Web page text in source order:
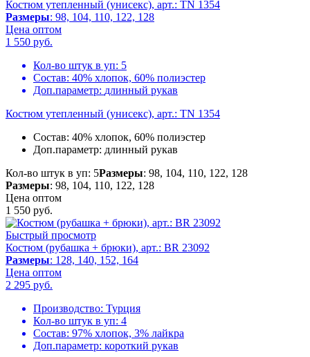
Костюм утепленный (унисекс), арт.: TN 1354
Размеры: 98, 104, 110, 122, 128
Цена оптом
1 550 руб.
Кол-во штук в уп: 5
Состав: 40% хлопок, 60% полиэстер
Доп.параметр: длинный рукав
Костюм утепленный (унисекс), арт.: TN 1354
Состав: 40% хлопок, 60% полиэстер
Доп.параметр: длинный рукав
Кол-во штук в уп: 5Размеры: 98, 104, 110, 122, 128
Размеры: 98, 104, 110, 122, 128
Цена оптом
1 550 руб.
Быстрый просмотр
Костюм (рубашка + брюки), арт.: BR 23092
Размеры: 128, 140, 152, 164
Цена оптом
2 295 руб.
Производство: Турция
Кол-во штук в уп: 4
Состав: 97% хлопок, 3% лайкра
Доп.параметр: короткий рукав